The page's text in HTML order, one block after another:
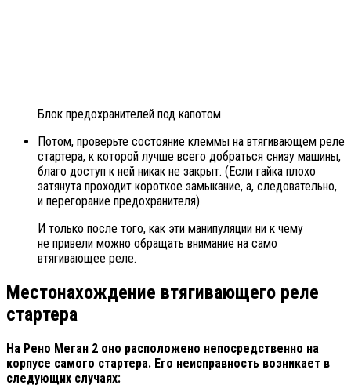
Блок предохранителей под капотом
Потом, проверьте состояние клеммы на втягивающем реле
стартера, к которой лучше всего добраться снизу машины,
благо доступ к ней никак не закрыт. (Если гайка плохо
затянута проходит короткое замыкание, а, следовательно,
и перегорание предохранителя).
И только после того, как эти манипуляции ни к чему
не привели можно обращать внимание на само
втягивающее реле.
Местонахождение втягивающего реле
стартера
На Рено Меган 2 оно расположено непосредственно на
корпусе самого стартера. Его неисправность возникает в
следующих случаях: